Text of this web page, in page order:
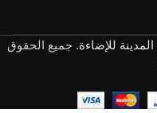
. جميع الحقوق